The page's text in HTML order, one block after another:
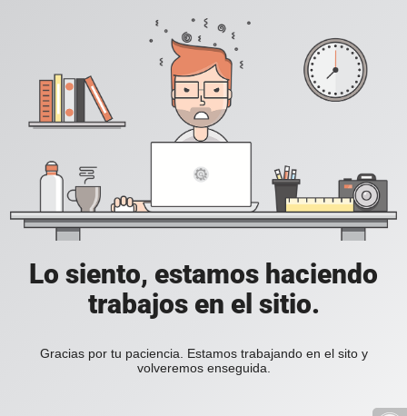
Lo siento, estamos haciendo
trabajos en el sitio.
Gracias por tu paciencia. Estamos trabajando en el sito y
volveremos enseguida.